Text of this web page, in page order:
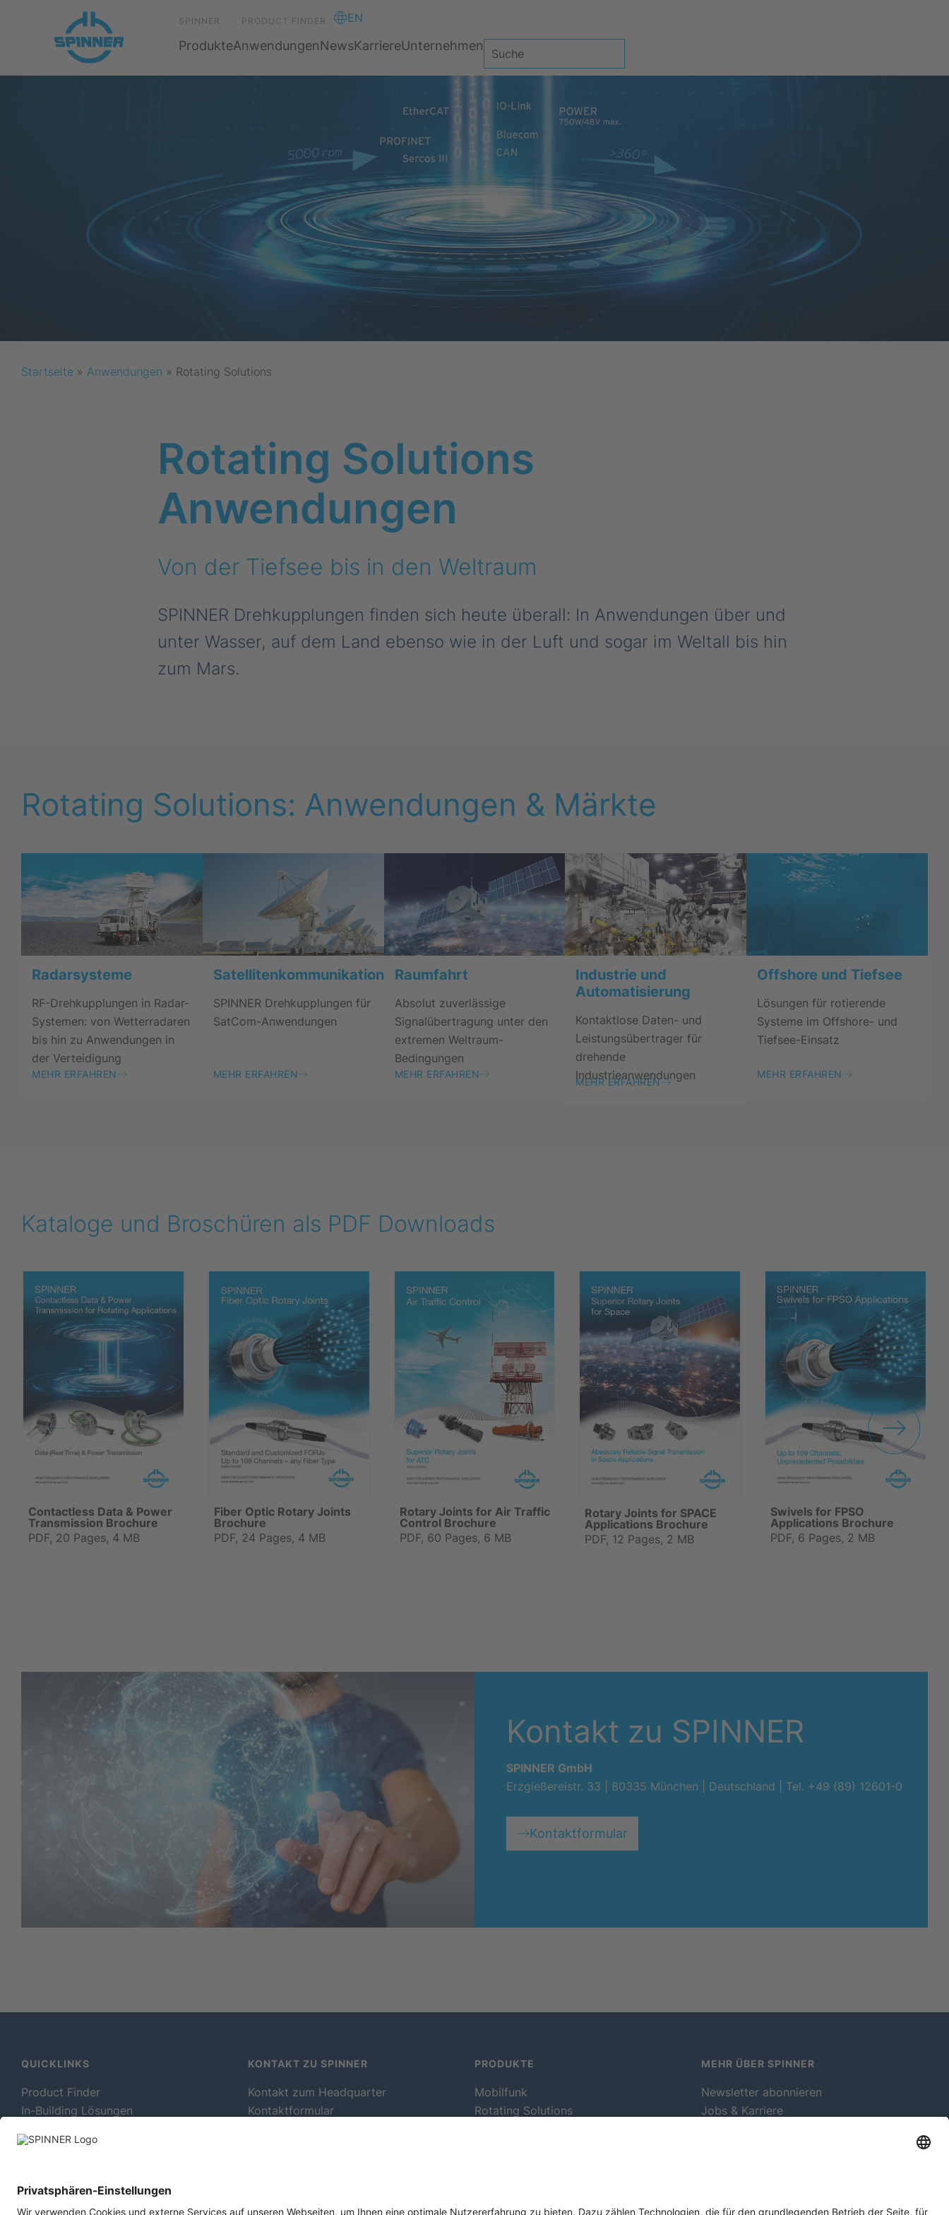
SPINNER PRODUCT FINDER EN
ProdukteAnwendungenNewsKarriereUnternehmen
Startseite » Anwendungen » Rotating Solutions
Rotating Solutions
Anwendungen
Von der Tiefsee bis in den Weltraum
SPINNER Drehkupplungen finden sich heute überall: In Anwendungen über und
unter Wasser, auf dem Land ebenso wie in der Luft und sogar im Weltall bis hin
zum Mars.
Rotating Solutions: Anwendungen & Märkte
Radarsysteme
RF-Drehkupplungen in Radar-
Systemen: von Wetterradaren
bis hin zu Anwendungen in
der Verteidigung
MEHR ERFAHREN
Satellitenkommunikation
SPINNER Drehkupplungen für
SatCom-Anwendungen
MEHR ERFAHREN
Raumfahrt
Absolut zuverlässige
Signalübertragung unter den
extremen Weltraum-
Bedingungen
MEHR ERFAHREN
Industrie und
Automatisierung
Kontaktlose Daten- und
Leistungsübertrager für
drehende
Industrieanwendungen
MEHR ERFAHREN
Offshore und Tiefsee
Lösungen für rotierende
Systeme im Offshore- und
Tiefsee-Einsatz
MEHR ERFAHREN
Kataloge und Broschüren als PDF Downloads
Contactless Data & Power
Transmission Brochure
PDF, 20 Pages, 4 MB
Fiber Optic Rotary Joints
Brochure
PDF, 24 Pages, 4 MB
Rotary Joints for Air Traffic
Control Brochure
PDF, 60 Pages, 6 MB
Rotary Joints for SPACE
Applications Brochure
PDF, 12 Pages, 2 MB
Swivels for FPSO
Applications Brochure
PDF, 6 Pages, 2 MB
Kontakt zu SPINNER
SPINNER GmbH
Erzgießereistr. 33 | 80335 München | Deutschland | Tel. +49 (89) 12601-0
Kontaktformular
QUICKLINKS
Product Finder
In-Building Lösungen
Rundfunk Antennen
KONTAKT ZU SPINNER
Kontakt zum Headquarter
Kontaktformular
PRODUKTE
Mobilfunk
Rotating Solutions
MEHR ÜBER SPINNER
Newsletter abonnieren
Jobs & Karriere